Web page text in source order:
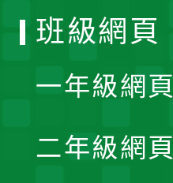
班級網頁
一年級網頁
二年級網頁